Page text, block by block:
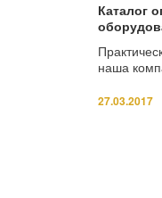
Каталог
наша
27.03.2017